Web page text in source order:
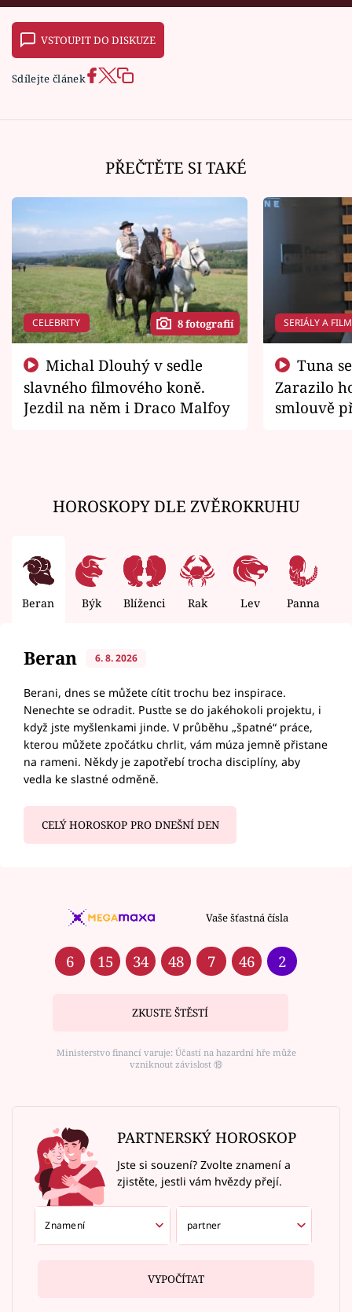
VSTOUPIT DO DISKUZE
Sdílejte článek
PŘEČTĚTE SI TAKÉ
CELEBRITY 8 fotografií
slavného filmového koně.
Jezdil na něm i Draco Malfoy
SERIÁLY A
Zarazilo
smlouvě
HOROSKOPY DLE ZVĚROKRUHU
Beran Býk Blíženci Rak Lev Panna
Beran 6. 8. 2026
Berani, dnes se můžete cítit trochu bez inspirace.
Nenechte se odradit. Pusťte se do jakéhokoli projektu, i
když jste myšlenkami jinde. V průběhu „špatné“ práce,
kterou můžete zpočátku chrlit, vám múza jemně přistane
na rameni. Někdy je zapotřebí trocha disciplíny, aby
vedla ke slastné odměně.
CELÝ HOROSKOP PRO DNEŠNÍ DEN
Vaše šťastná čísla
6 15 34 48 7 46 2
ZKUSTE ŠTĚSTÍ
Ministerstvo financí varuje: Účastí na hazardní hře může
vzniknout závislost ⑱
PARTNERSKÝ HOROSKOP
Jste si souzení? Zvolte znamení a
zjistěte, jestli vám hvězdy přejí.
VYPOČÍTAT